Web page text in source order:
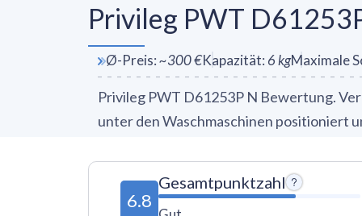
Privileg PWT
Ø-Preis:~300 €Kapazität: 6kgMaximale
Privileg PWT D61253P N Bewertung.
unter den Waschmaschinen positioniert
6.8
Gesamtpunktzahl